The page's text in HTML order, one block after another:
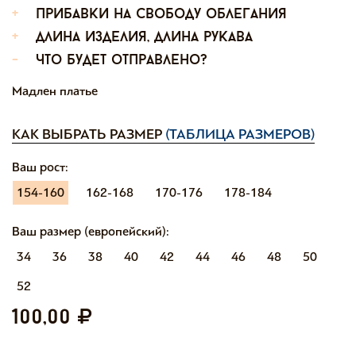
+
прибавки на свободу облегания
+
длина изделия, длина рукава
-
что будет отправлено?
Мадлен платье
КАК ВЫБРАТЬ РАЗМЕР (ТАБЛИЦА РАЗМЕРОВ)
Ваш рост:
154-160
162-168 170-176 178-184
Ваш размер (европейский):
34
36 38 40 42 44 46 48
50
52
100,00